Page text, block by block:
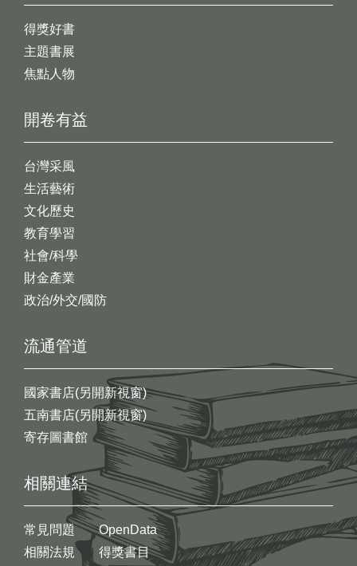
開卷有益
台灣采風
生活藝術
文化歷史
教育學習
社會/科學
財金產業
政治/外交/國防
得獎好書
主題書展
焦點人物
流通管道
國家書店(另開新視窗)
五南書店(另開新視窗)
寄存圖書館
相關連結
常見問題
相關法規
OpenData
得獎書目